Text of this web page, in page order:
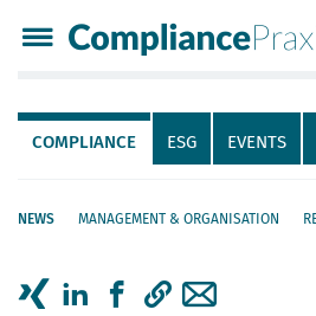
Compliance
Servicenavigation
Navigation
COMPLIANCE ESG EVENTS
NEWS MANAGEMENT & ORGANISATION
Seiteninhalt